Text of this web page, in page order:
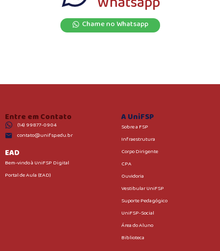
Chame no Whatsapp
Entre em Contato
(14) 99877-0904
contato@unifsp.edu.br
EAD
Bem-vindo à UniFSP Digital
Portal de Aula (EAD)
A UniFSP
Sobre a FSP
Infraestrutura
Corpo Dirigente
CPA
Ouvidoria
Vestibular UniFSP
Suporte Pedagógico
UniFSP-Social
Área do Aluno
Biblioteca